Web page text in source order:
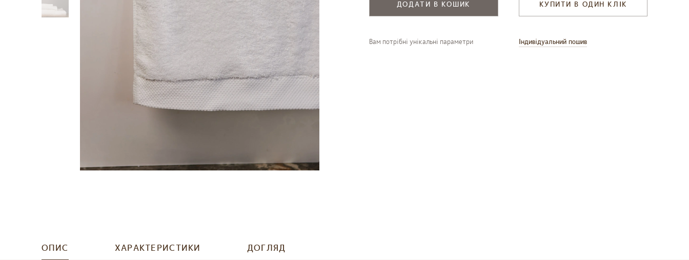
ДОДАТИ В КОШИК КУПИТИ В ОДИН КЛІК
Вам потрібні унікальні параметри Індивідуальний пошив
ОПИС ХАРАКТЕРИСТИКИ ДОГЛЯД